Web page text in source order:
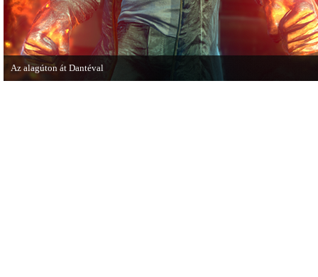
Az alagúton át Dantéval